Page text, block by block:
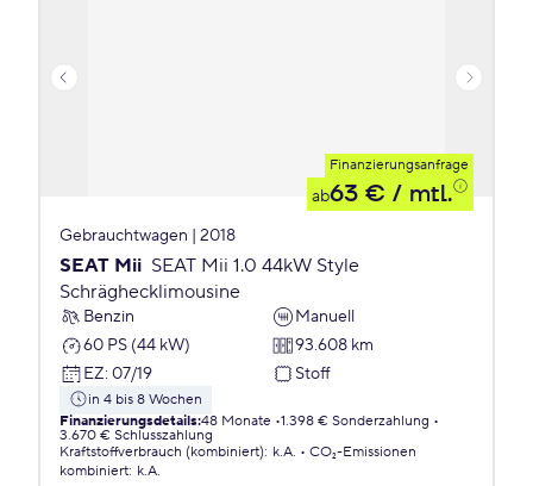
Finanzierungsanfrage
ab63 € / mtl.
Gebrauchtwagen | 2018
SEAT Mii SEAT Mii 1.0 44kW Style
Schräghecklimousine
Benzin
Manuell
60 PS (44 kW)
93.608 km
EZ: 07/19 Stoff
in 4 bis 8 Wochen
Finanzierungsdetails:48 Monate 1.398 € Sonderzahlung
3.670 € Schlusszahlung
Kraftstoffverbrauch (kombiniert): k.A.
CO₂-Emissionen
kombiniert: k.A.